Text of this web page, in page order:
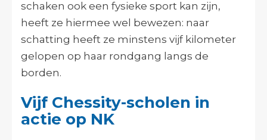
schaken ook een fysieke sport kan zijn,
heeft ze hiermee wel bewezen: naar
schatting heeft ze minstens vijf kilometer
gelopen op haar rondgang langs de
borden.
Vijf Chessity-scholen in
actie op NK